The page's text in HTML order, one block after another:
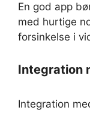
En god app
med hurtige
forsinkelse i
Integration
Integration